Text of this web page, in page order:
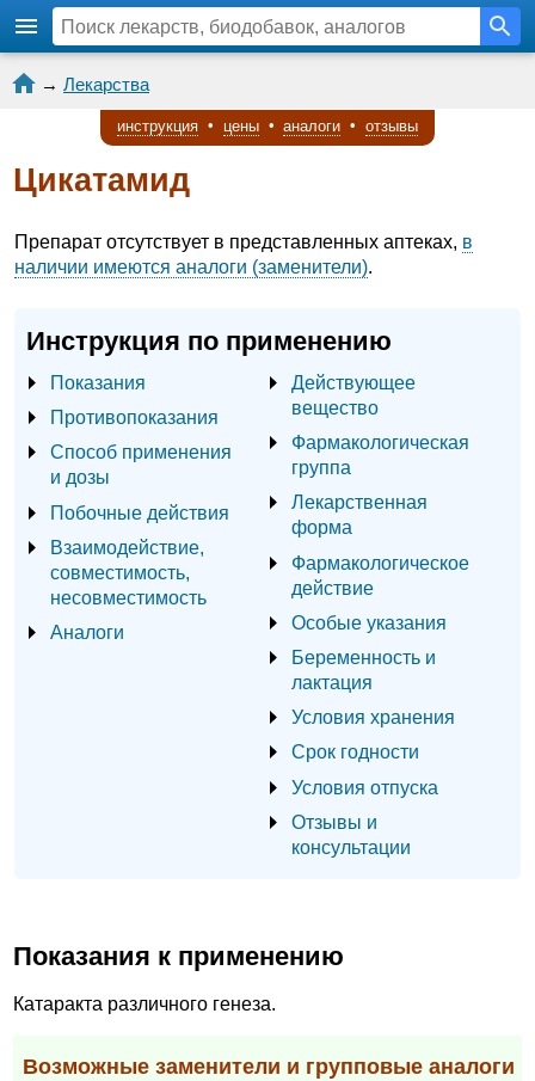
→ Лекарства
инструкция • цены • аналоги • отзывы
Цикатамид
Препарат отсутствует в представленных аптеках, в
наличии имеются аналоги (заменители).
Инструкция по применению
Показания
Противопоказания
Способ применения
и дозы
Побочные действия
Взаимодействие,
совместимость,
несовместимость
Аналоги
Действующее
вещество
Фармакологическая
группа
Лекарственная
форма
Фармакологическое
действие
Особые указания
Беременность и
лактация
Условия хранения
Срок годности
Условия отпуска
Отзывы и
консультации
Показания к применению
Катаракта различного генеза.
Возможные заменители и групповые аналоги